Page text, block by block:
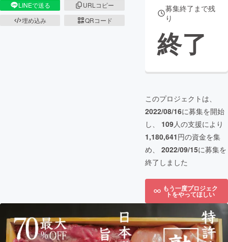
LINEで送る
URLコピー
埋め込み
QRコード
募集終了まで残
り
終了
このプロジェクトは、
2022/08/16に募集を開始
し、 109人の支援により
1,180,641円の資金を集
め、 2022/09/15に募集を
終了しました
もう一度プロジェク
トをやってほしい